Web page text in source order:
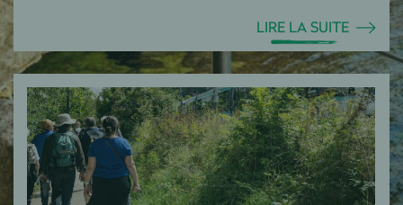
LIRE LA SUITE